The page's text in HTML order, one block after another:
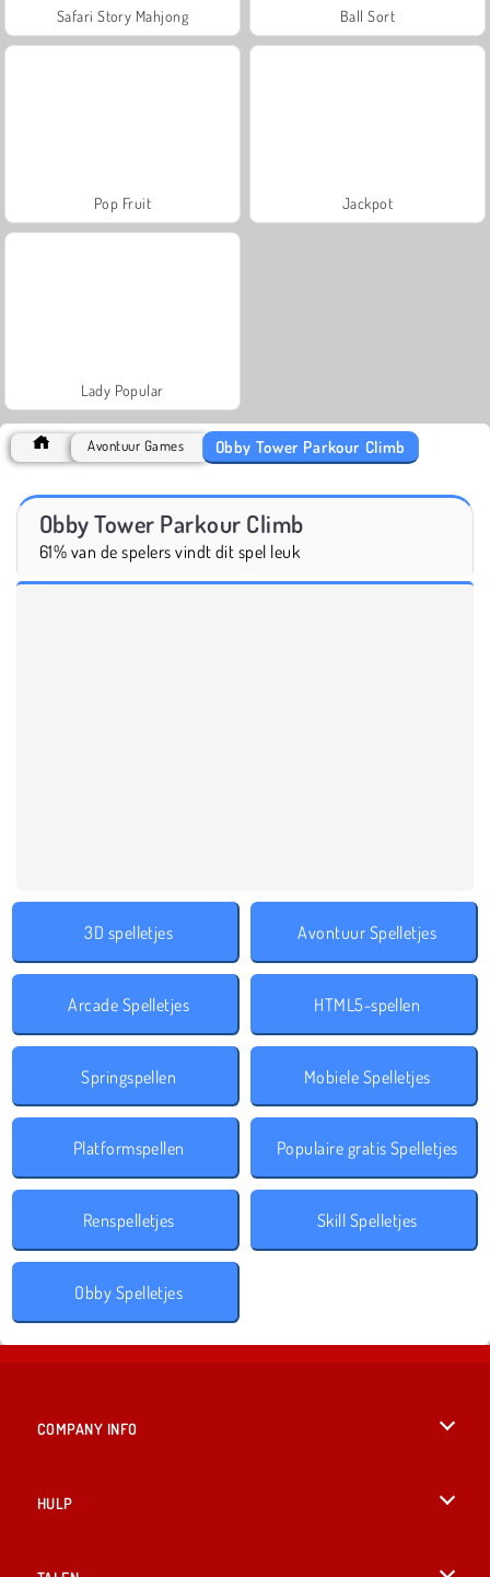
Safari Story Mahjong Ball Sort
Pop Fruit Jackpot
Lady Popular
Avontuur Games Obby Tower Parkour Climb
Obby Tower Parkour Climb
61% van de spelers vindt dit spel leuk
3D spelletjes Avontuur Spelletjes
Arcade Spelletjes HTML5-spellen
Springspellen Mobiele Spelletjes
Platformspellen Populaire gratis Spelletjes
Renspelletjes Skill Spelletjes
Obby Spelletjes
COMPANY INFO
HULP